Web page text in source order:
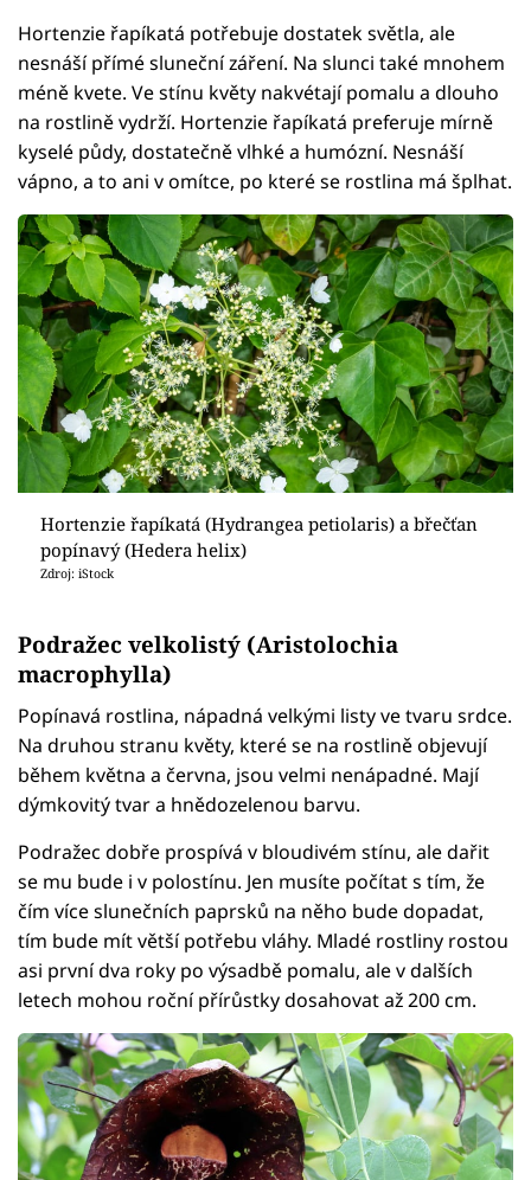
Hortenzie řapíkatá potřebuje dostatek světla, ale
nesnáší přímé sluneční záření. Na slunci také mnohem
méně kvete. Ve stínu květy nakvétají pomalu a dlouho
na rostlině vydrží. Hortenzie řapíkatá preferuje mírně
kyselé půdy, dostatečně vlhké a humózní. Nesnáší
vápno, a to ani v omítce, po které se rostlina má šplhat.
Hortenzie řapíkatá (Hydrangea petiolaris) a břečťan
popínavý (Hedera helix)
Zdroj: iStock
Podražec velkolistý (Aristolochia
macrophylla)
Popínavá rostlina, nápadná velkými listy ve tvaru srdce.
Na druhou stranu květy, které se na rostlině objevují
během května a června, jsou velmi nenápadné. Mají
dýmkovitý tvar a hnědozelenou barvu.
Podražec dobře prospívá v bloudivém stínu, ale dařit
se mu bude i v polostínu. Jen musíte počítat s tím, že
čím více slunečních paprsků na něho bude dopadat,
tím bude mít větší potřebu vláhy. Mladé rostliny rostou
asi první dva roky po výsadbě pomalu, ale v dalších
letech mohou roční přírůstky dosahovat až 200 cm.